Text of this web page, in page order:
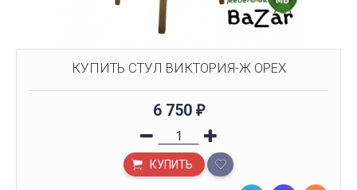
КУПИТЬ СТУЛ ВИКТОРИЯ-Ж ОРЕХ
6 750 ₽
КУПИТЬ